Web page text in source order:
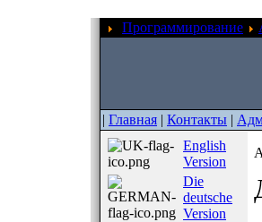
Программирование
| Главная | Контакты |
English
Version
Die
deutsche
Version